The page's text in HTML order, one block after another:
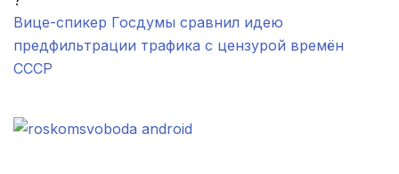
Вице-спикер Госдумы сравнил идею
предфильтрации трафика с цензурой времён
СССР